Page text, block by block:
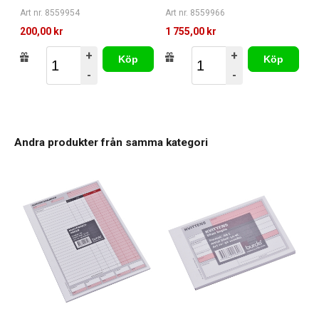
Art nr. 8559954
200,00 kr
+
-
Köp
Art nr. 8559966
1 755,00 kr
+
-
Köp
Andra produkter från samma kategori